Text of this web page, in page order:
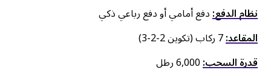
نظام الدفع:دفع أمامي أو دفع رباعي ذكي
المقاعد:7 ركاب (تكوين 2-2-3)
قدرة السحب:6,000 رطل